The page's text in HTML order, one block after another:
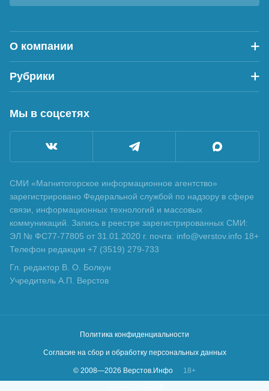
О компании
Рубрики
Мы в соцсетях
СМИ «Магнитогорское информационное агентство»
зарегистрировано Федеральной службой по надзору в сфере
связи, информационных технологий и массовых
коммуникаций. Запись в реестре зарегистрированных СМИ:
ЭЛ № ФС77-77805 от 31.01.2020 г. почта: info@verstov.info 18+
Телефон редакции +7 (3519) 279-733
Гл. редактор В. О. Болкун
Учредитель А.П. Верстов
Политика конфиденциальности
Согласие на сбор и обработку персональных данных
© 2008—2026 Верстов.Инфо
18+